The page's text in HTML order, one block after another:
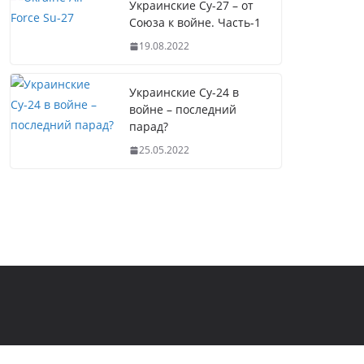
Украинские Су-27 – от
Союза к войне. Часть-1
19.08.2022
Украинские Су-24 в
войне – последний
парад?
25.05.2022